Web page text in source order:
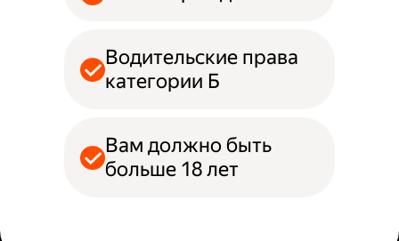
Водительские права
категории Б
Вам должно быть
больше 18 лет